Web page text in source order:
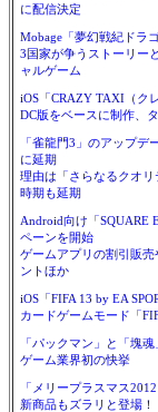
に配信決定
Mobage「夢幻戦紀ドラ
3国家が争うストーリー
ャルゲーム
iOS「CRAZY TAXI（ク
DC版をベースに制作、
「雀龍門3」のアップデ
に延期
理由は「さらなるクオ
時期も延期
Android向け「SQUARE
ペーンを開始
ゲームアプリの割引販
ントほか
iOS「FIFA 13 by EA
カードゲームモード「
「パックマン」と「塊
ゲーム業界初の快挙
「メリープラスマス
新商品もズラリと登場！